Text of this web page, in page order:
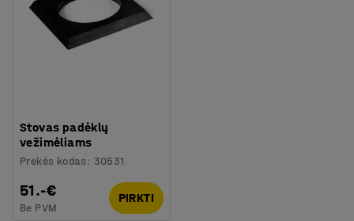
Stovas padėklų
vežimėliams
Prekės kodas : 30531
51.-€
Be PVM
PIRKTI